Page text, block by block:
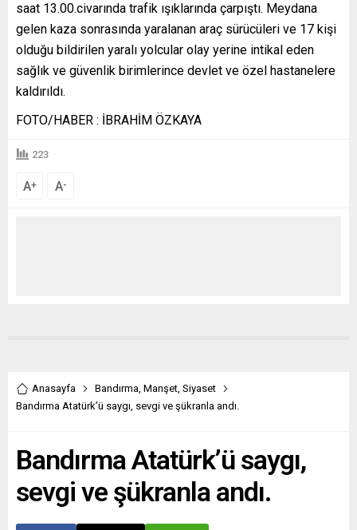
saat 13.00.civarında trafik ışıklarında çarpıştı. Meydana
gelen kaza sonrasında yaralanan araç sürücüleri ve 17 kişi
olduğu bildirilen yaralı yolcular olay yerine intikal eden
sağlık ve güvenlik birimlerince devlet ve özel hastanelere
kaldırıldı.
FOTO/HABER : İBRAHİM ÖZKAYA
223
A+ A-
Anasayfa Bandırma, Manşet, Siyaset
Bandırma Atatürk’ü saygı, sevgi ve şükranla andı.
Bandırma Atatürk’ü saygı,
sevgi ve şükranla andı.